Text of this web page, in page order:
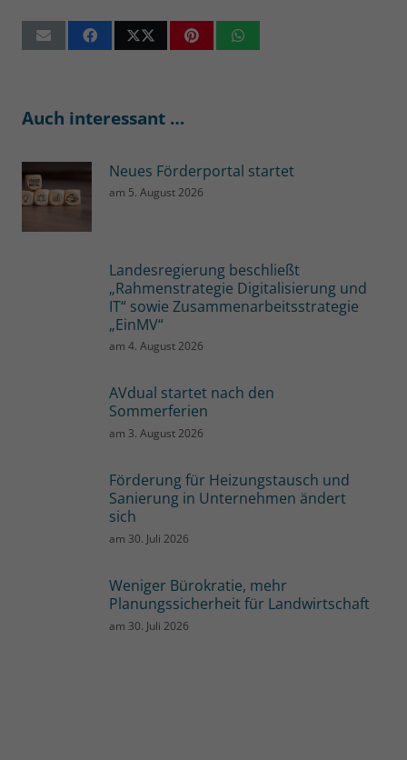
Auch interessant …
Neues Förderportal startet
am 5. August 2026
Landesregierung beschließt
„Rahmenstrategie Digitalisierung und
IT“ sowie Zusammenarbeitsstrategie
„EinMV“
am4. August 2026
AVdual startet nach den
Sommerferien
am 3. August 2026
Förderung für Heizungstausch und
Sanierung in Unternehmen ändert
sich
am 30. Juli 2026
Weniger Bürokratie, mehr
Planungssicherheit für Landwirtschaft
am 30. Juli 2026